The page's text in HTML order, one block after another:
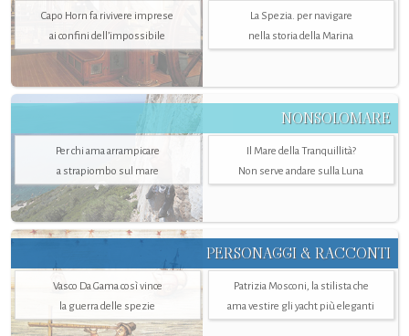
Capo Horn fa rivivere imprese
ai confini dell’impossibile
La Spezia. per navigare
nella storia della Marina
NONSOLOMARE
Per chi ama arrampicare
a strapiombo sul mare
Il Mare della Tranquillità?
Non serve andare sulla Luna
PERSONAGGI & RACCONTI
Vasco Da Gama così vince
la guerra delle spezie
Patrizia Mosconi, la stilista che
ama vestire gli yacht più eleganti